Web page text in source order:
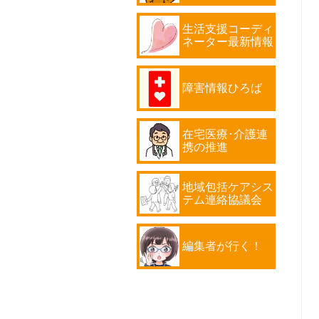
生活支援コーディ
ネーター最新情報
障害情報ひろば
在宅医療･介護連
携の推進
地域包括ケアシス
テム連絡協議会
編集者が行く！